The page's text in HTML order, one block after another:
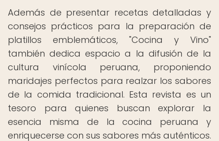
Además de presentar recetas detalladas y
consejos prácticos para la preparación de
platillos emblemáticos, "Cocina y Vino"
también dedica espacio a la difusión de la
cultura vinícola peruana, proponiendo
maridajes perfectos para realzar los sabores
de la comida tradicional. Esta revista es un
tesoro para quienes buscan explorar la
esencia misma de la cocina peruana y
enriquecerse con sus sabores más auténticos.